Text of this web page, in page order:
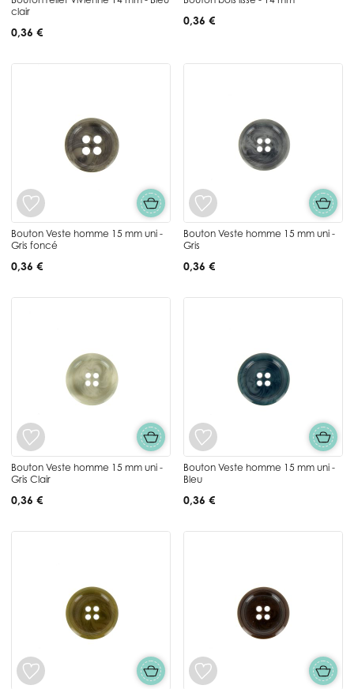
clair
0,36 €
0,36 €
Bouton Veste homme 15 mm uni -
Gris foncé
0,36 €
Bouton Veste homme 15 mm uni -
Gris
0,36 €
Bouton Veste homme 15 mm uni -
Gris Clair
0,36 €
Bouton Veste homme 15 mm uni -
Bleu
0,36 €